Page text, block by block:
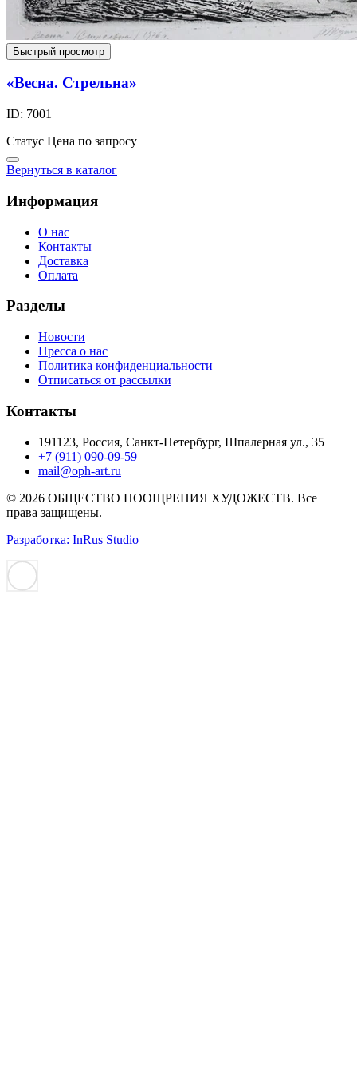
Быстрый просмотр
«Весна. Стрельна»
ID: 7001
Статус Цена по запросу
Вернуться в каталог
Информация
О нас
Контакты
Доставка
Оплата
Разделы
Новости
Пресса о нас
Политика конфиденциальности
Отписаться от рассылки
Контакты
191123, Россия, Санкт-Петербург, Шпалерная ул., 35
+7 (911) 090-09-59
mail@oph-art.ru
© 2026 ОБЩЕСТВО ПООЩРЕНИЯ ХУДОЖЕСТВ. Все
права защищены.
Разработка: InRus Studio